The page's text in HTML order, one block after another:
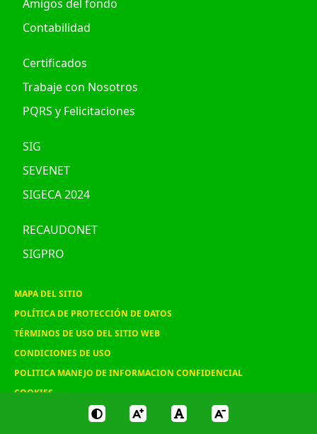
Amigos del fondo
Contabilidad
Certificados
Trabaje con Nosotros
PQRS y Felicitaciones
SIG
SEVENET
SIGECA 2024
RECAUDONET
SIGPRO
MAPA DEL SITIO
POLÍTICA DE PROTECCIÓN DE DATOS
TÉRMINOS DE USO DEL SITIO WEB
CONDICIONES DE USO
POLITICA MANEJO DE INFORMACION CONFIDENCIAL
COOKIES
© 2020 ASOHOFRUCOL, Todos los derechos reservados
"Diseño y programación Ekon7.com